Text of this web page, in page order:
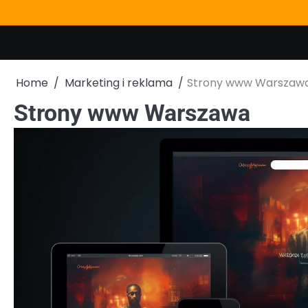
to
Home Marketing i reklama Strony www
Strony www Warszawa